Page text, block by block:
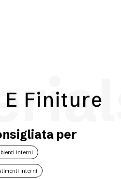
Finiture
per
interni
interni